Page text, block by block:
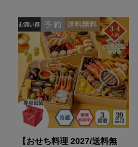
【おせち料理 2027/送料無